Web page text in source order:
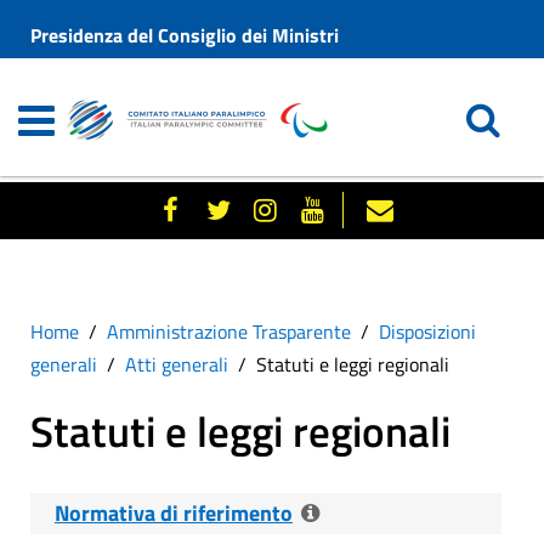
Presidenza del Consiglio dei Ministri
Home Amministrazione Trasparente
Disposizioni
generali
Atti generali Statuti e leggi regionali
Statuti e leggi regionali
Normativa di riferimento